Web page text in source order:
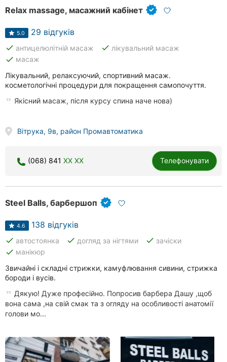
Relax massage, масажний кабінет
5.0 29 відгуків
done антицелюлітній масаж done лікувальний масаж
done масаж
Лікувальний, релаксуючий, спортивний масаж.
косметологічні процедури для покращення самопочуття.
Якісний масаж, після курсу спина наче нова)
Вітрука, 9в, район Промавтоматика
(068) 841 XX XX Телефонувати
Steel Balls, барбершоп
4.6 138 відгуків
done автостоянка done догляд за нігтями done зачіски
done манікюр
Звичайні і складні стрижки, камуфлювання сивини, стрижка
бороди і вусів.
Дякую! Дуже професійно. Попросив барбера Дашу ,щоб
вона сама ,на свій смак та з огляду на особливості анатомії
голови мо...